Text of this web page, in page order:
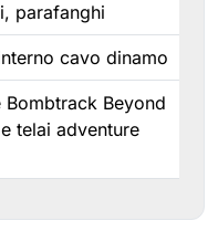
parafanghi
cavo dinamo
Bombtrack Beyond
telai adventure